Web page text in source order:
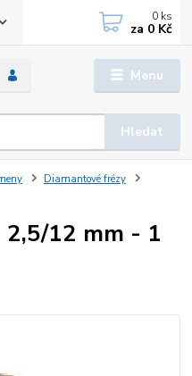
Menu
Hledat
0 ks
za 0 Kč
Diamantové frézy
12 mm - 1